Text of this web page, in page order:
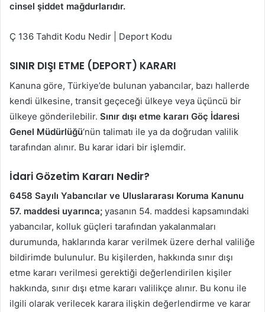
cinsel şiddet mağdurlarıdır.
Ç 136 Tahdit Kodu Nedir | Deport Kodu
SINIR DIŞI ETME (DEPORT) KARARI
Kanuna göre, Türkiye’de bulunan yabancılar, bazı hallerde
kendi ülkesine, transit geçeceği ülkeye veya üçüncü bir
ülkeye gönderilebilir. Sınır dışı etme kararı Göç İdaresi
Genel Müdürlüğü‘nün talimatı ile ya da doğrudan valilik
tarafından alınır. Bu karar idari bir işlemdir.
İdari Gözetim Kararı Nedir?
6458 Sayılı Yabancılar ve Uluslararası Koruma Kanunu
57. maddesi uyarınca; yasanın 54. maddesi kapsamındaki
yabancılar, kolluk güçleri tarafından yakalanmaları
durumunda, haklarında karar verilmek üzere derhal valiliğe
bildirimde bulunulur. Bu kişilerden, hakkında sınır dışı
etme kararı verilmesi gerektiği değerlendirilen kişiler
hakkında, sınır dışı etme kararı valilikçe alınır. Bu konu ile
ilgili olarak verilecek karara ilişkin değerlendirme ve karar